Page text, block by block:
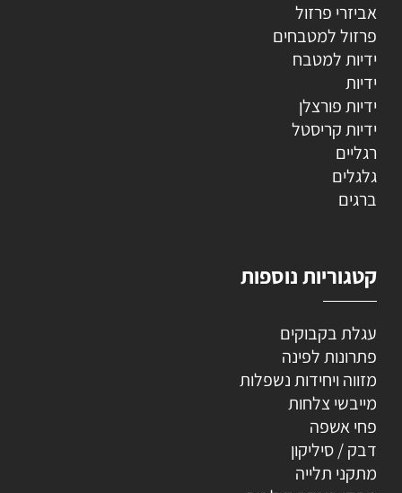
אביזרי פרזול
פרזול למטבחים
ידיות למטבח
ידיות
ידיות פורצלן
ידיות קריסטל
רגליים
גלגלים
ברגים
קטגוריות נוספות
עגלת בקבוקים
פתרונות לפינה
מזווה ויחידות נשפלות
מייבשי צלחות
פחי אשפה
דבק / סיליקון
מתקני תלייה